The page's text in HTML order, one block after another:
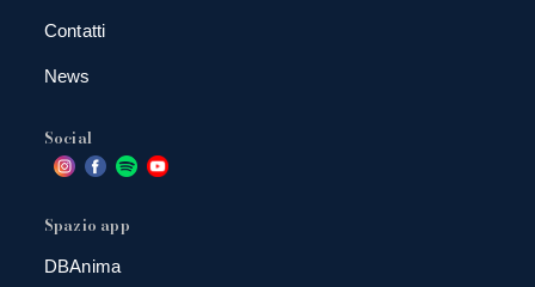
Contatti
News
Social
Spazio app
DBAnima